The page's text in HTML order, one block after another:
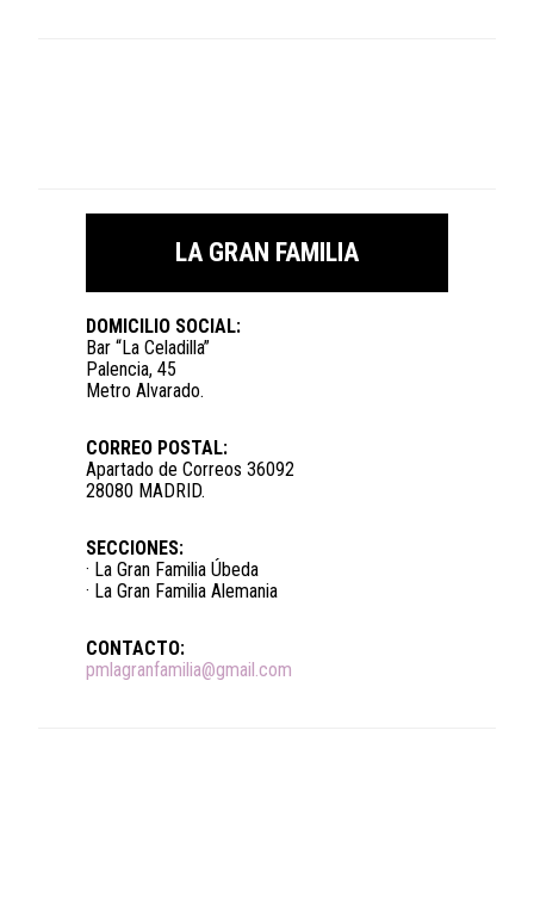
LA GRAN FAMILIA
DOMICILIO SOCIAL:
Bar “La Celadilla”
Palencia, 45
Metro Alvarado.
CORREO POSTAL:
Apartado de Correos 36092
28080 MADRID.
SECCIONES:
· La Gran Familia Úbeda
· La Gran Familia Alemania
CONTACTO:
pmlagranfamilia@gmail.com